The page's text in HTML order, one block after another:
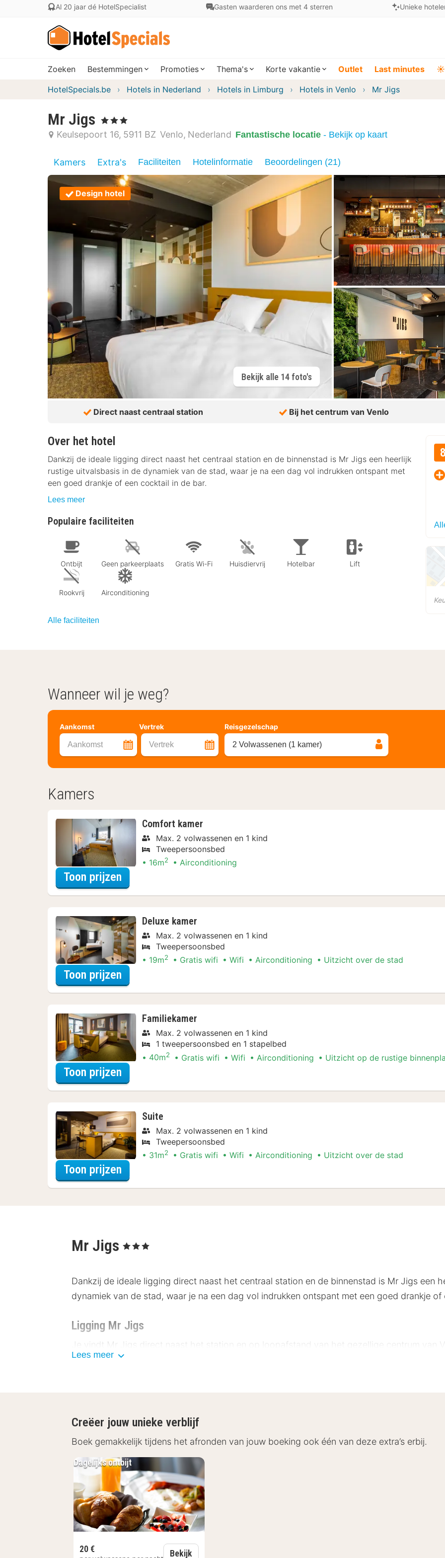
Al 20 jaar dé HotelSpecialist Gasten waarderen ons met 4 sterren Unieke
Zoeken Bestemmingen Promoties Thema's Korte vakantie Outlet Last minutes ☀️
HotelSpecials.be Hotels in Nederland Hotels in Limburg Hotels in Venlo Mr Jigs
Mr Jigs , 3 Sterren
Keulsepoort 16 5911 BZ Venlo Nederland Fantastische locatie - Bekijk op kaart
Kamers Extra's Faciliteiten Hotelinformatie Beoordelingen (21)
Design hotel
Bekijk alle 14 foto's
Direct naast centraal station Bij het centrum van Venlo
Over het hotel
Dankzij de ideale ligging direct naast het centraal station en de binnenstad is Mr Jigs een heerlijk
rustige uitvalsbasis in de dynamiek van de stad, waar je na een dag vol indrukken ontspant met
een goed drankje of een cocktail in de bar.
Lees meer
Populaire faciliteiten
Ontbijt Geen parkeerplaats Gratis Wi-Fi Huisdiervrij Hotelbar Lift
Rookvrij Airconditioning
Alle faciliteiten
Wanneer wil je weg?
Aankomst Vertrek
Aankomst Vertrek
Reisgezelschap
2 Volwassenen (1 kamer)
Kamers
Comfort kamer
Max. 2 volwassenen en 1 kind
Tweepersoonsbed
16m2 Airconditioning
Toon prijzen
Deluxe kamer
Max. 2 volwassenen en 1 kind
Tweepersoonsbed
19m2 Gratis wifi Wifi Airconditioning Uitzicht over de stad
Toon prijzen
Familiekamer
Max. 2 volwassenen en 1 kind
1 tweepersoonsbed en 1 stapelbed
40m2 Gratis wifi Wifi Airconditioning Uitzicht op de rustige
Toon prijzen
Suite
Max. 2 volwassenen en 1 kind
Tweepersoonsbed
31m2 Gratis wifi Wifi Airconditioning Uitzicht over de stad
Toon prijzen
Mr Jigs , 3 Sterren
Dankzij de ideale ligging direct naast het centraal station en de binnenstad is Mr Jigs een
dynamiek van de stad, waar je na een dag vol indrukken ontspant met een goed drankje
Ligging Mr Jigs
Je vindt Mr Jigs direct naast het station en op loopafstand van het gezellige centrum van
straatjes, bezoek het Limburgs Museum of ga uitgebreid shoppen. Voor wat rust zoek je
Station Venlo (150 m)
Maasboulevard (300 m)
Nationaal Park De Maasduinen (16 km)
Faciliteiten Mr Jigs
Mr Jigs verwent zijn gasten met stijlvolle kamers die comfort en elegantie combineren. De
moderne meubels die uw verblijf aangenaam maken. Elke badkamer in Mr Jigs is uitgerust
verkwikkende regendouche die zorgt voor een ontspannen start van uw dag. Andere
Lees meer
Creëer jouw unieke verblijf
Boek gemakkelijk tijdens het afronden van jouw boeking ook één van deze extra’s erbij.
Dagelijks ontbijt
20 € Bekijk